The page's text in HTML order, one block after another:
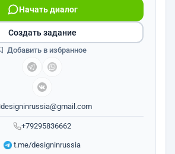
+79295836662
Начать диалог
designinrussia@gmail.com
t.me/designinrussia
Создать задание
Добавить в избранное